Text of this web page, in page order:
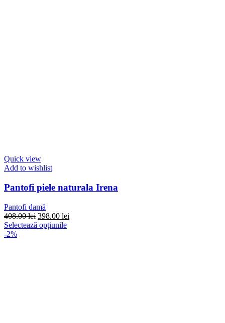
Quick view
Add to wishlist
Pantofi piele naturala Irena
Pantofi damă
408.00lei Prețul
inițial
398.00 lei
Selectează opțiunileAcest
-2%